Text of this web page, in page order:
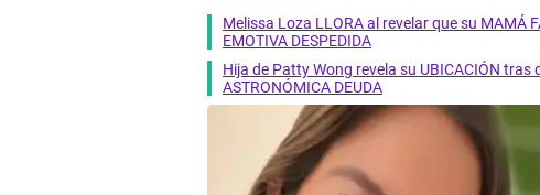
Melissa Loza LLORA al revelar que su MAMÁ
EMOTIVA DESPEDIDA
Hija de Patty Wong revela su UBICACIÓN
ASTRONÓMICA DEUDA